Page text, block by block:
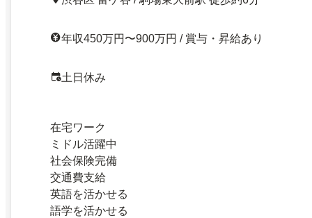
年収450万円〜900万円 / 賞与・昇給あり
土日休み
在宅ワーク
ミドル活躍中
社会保険完備
交通費支給
英語を活かせる
語学を活かせる